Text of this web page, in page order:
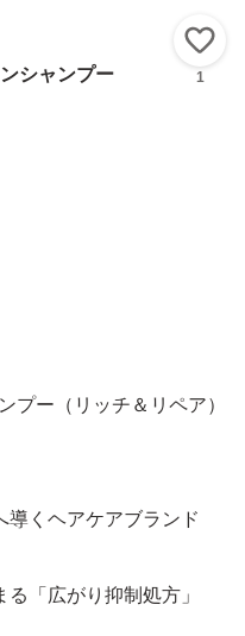
シャンプー
1
ー（リッチ＆リペア）
導くヘアケアブランド
「広がり抑制処方」